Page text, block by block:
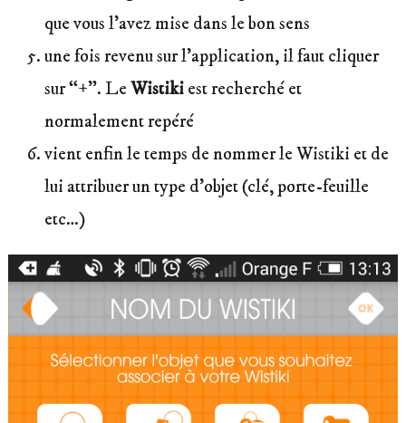
que vous l’avez mise dans le bon sens
une fois revenu sur l’application, il faut cliquer
sur “+”. Le Wistikiest recherché et
normalement repéré
vient enfin le temps de nommer le Wistiki et de
lui attribuer un type d’objet (clé, porte-feuille
etc…)